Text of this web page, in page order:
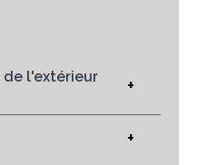
l'extérieur +
+